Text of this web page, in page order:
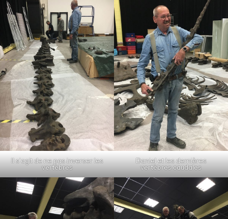
Il s’agit de ne pas inverser les
vertèbres
Daniel et les dernières
vertèbres caudales